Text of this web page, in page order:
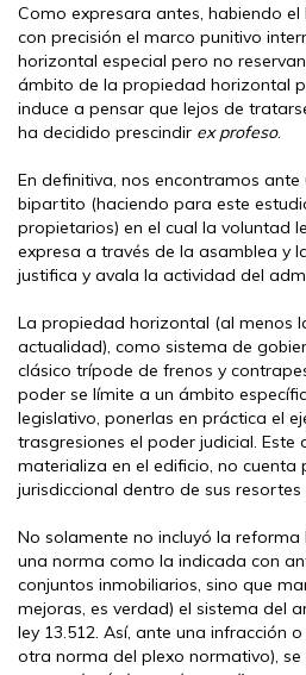
Como expresara antes, habiendo
con precisión el marco punitivo
horizontal especial pero no
ámbito de la propiedad horizontal
induce a pensar que lejos de
ha decidido prescindir ex profeso.
En definitiva, nos encontramos
bipartito (haciendo para este
propietarios) en el cual la voluntad
expresa a través de la asamblea y
justifica y avala la actividad del
La propiedad horizontal (al menos
actualidad), como sistema de
clásico trípode de frenos y
poder se límite a un ámbito
legislativo, ponerlas en práctica el
trasgresiones el poder judicial. Este
materializa en el edificio, no cuenta
jurisdiccional dentro de sus
No solamente no incluyó la reforma
una norma como la indicada con
conjuntos inmobiliarios, sino que
mejoras, es verdad) el sistema del
ley 13.512. Así, ante una infracción
otra norma del plexo normativo), se